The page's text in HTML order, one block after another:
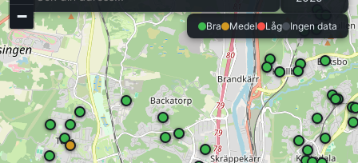
Bra Medel Låg Ingen data
−